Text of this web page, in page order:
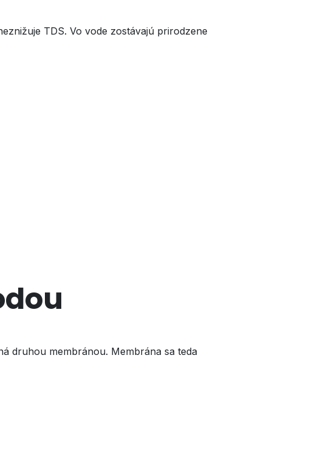
TDS. Vo vode zostávajú prirodzene
druhou membránou. Membrána sa teda